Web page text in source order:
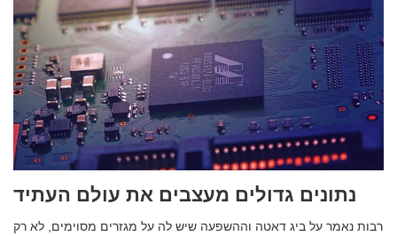
נתונים גדולים מעצבים את עולם העתיד
רבות נאמר על ביג דאטה וההשפעה שיש לה על מגזרים מסוימים, לא רק